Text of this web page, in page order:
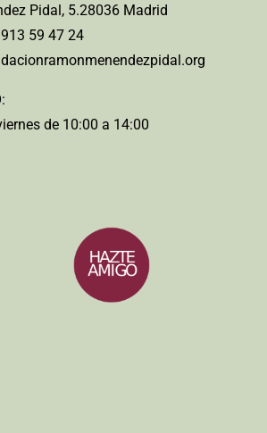
Pidal, 5.28036 Madrid
59 47 24
de 10:00 a 14:00